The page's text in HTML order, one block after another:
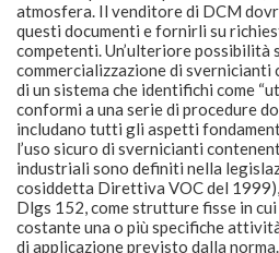
atmosfera. Il venditore di DCM
questi documenti e fornirli su
competenti. Un’ulteriore possibilità
commercializzazione di svernicianti
di un sistema che identifichi come
conformi a una serie di procedure
includano tutti gli aspetti
l’uso sicuro di svernicianti
industriali sono definiti nella
cosiddetta Direttiva VOC del
Dlgs 152, come strutture fisse in
costante una o più specifiche
di applicazione previsto dalla